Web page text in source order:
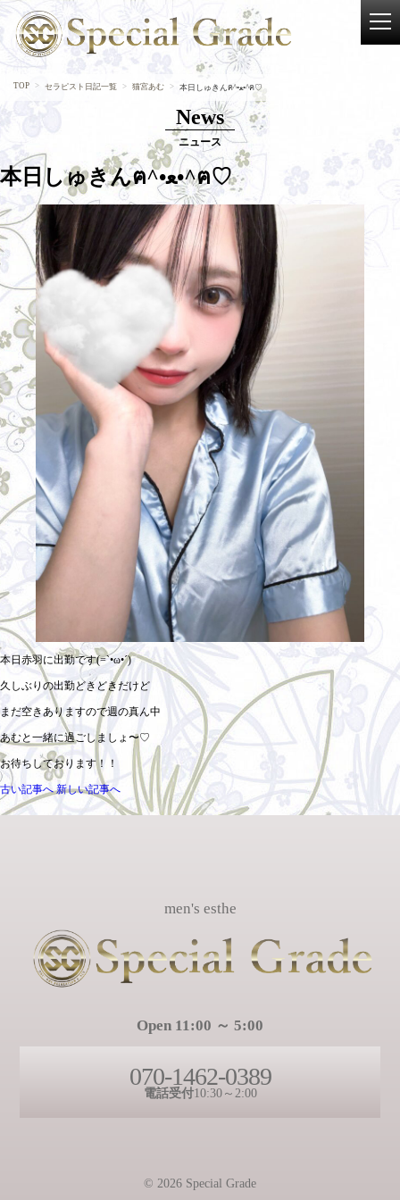
TOP セラピスト日記一覧 猫宮あむ 本日しゅきんฅ^•ﻌ•^ฅ♡
News
ニュース
本日しゅきんฅ^•ﻌ•^ฅ♡
本日赤羽に出勤です(=`•ω•´)
久しぶりの出勤どきどきだけど
まだ空きありますので週の真ん中
あむと一緒に過ごしましょ〜♡
お待ちしております！！
古い記事へ 新しい記事へ
men's esthe
Open 11:00 ～ 5:00
070-1462-0389
電話受付10:30～2:00
© 2026 Special Grade